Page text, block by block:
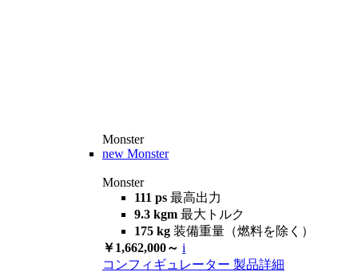
Monster
new Monster
Monster
111 ps 最高出力
9.3 kgm 最大トルク
175 kg 装備重量（燃料を除く）
￥1,662,000～ i
コンフィギュレーター 製品詳細